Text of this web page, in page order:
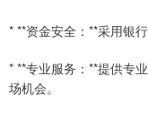
* **资金安全：**采用银
* **专业服务：**提供专
场机会。